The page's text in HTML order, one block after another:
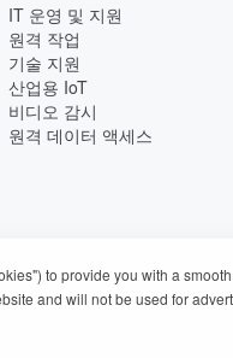
IT 운영 및 지원
원격 작업
기술 지원
산업용 IoT
비디오 감시
원격 데이터 액세스
to provide you with a
and will not be used for